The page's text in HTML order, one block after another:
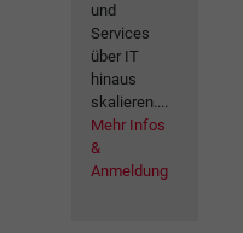
und
Services
über IT
hinaus
skalieren....
Mehr Infos
&
Anmeldung